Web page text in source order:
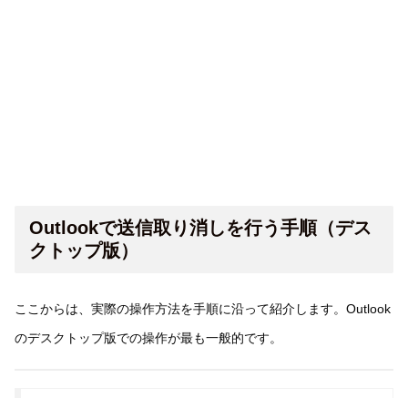
Outlookで送信取り消しを行う手順（デス
クトップ版）
ここからは、実際の操作方法を手順に沿って紹介します。Outlook
のデスクトップ版での操作が最も一般的です。